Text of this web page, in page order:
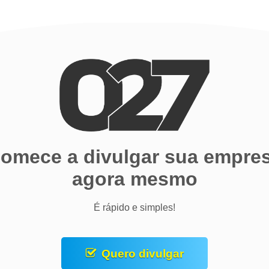
a divulgar sua
agora mesmo
É rápido e simples!
Quero divulgar